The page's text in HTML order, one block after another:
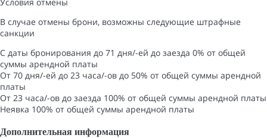
Условия отмены
В случае отмены брони, возможны следующие штрафные
санкции
С даты бронирования до 71 дня/-ей до заезда 0% от общей
суммы арендной платы
От 70 дня/-ей до 23 часа/-ов до 50% от общей суммы арендной
платы
От 23 часа/-ов до заезда 100% от общей суммы арендной платы
Неявка 100% от общей суммы арендной платы
Дополнительная информация